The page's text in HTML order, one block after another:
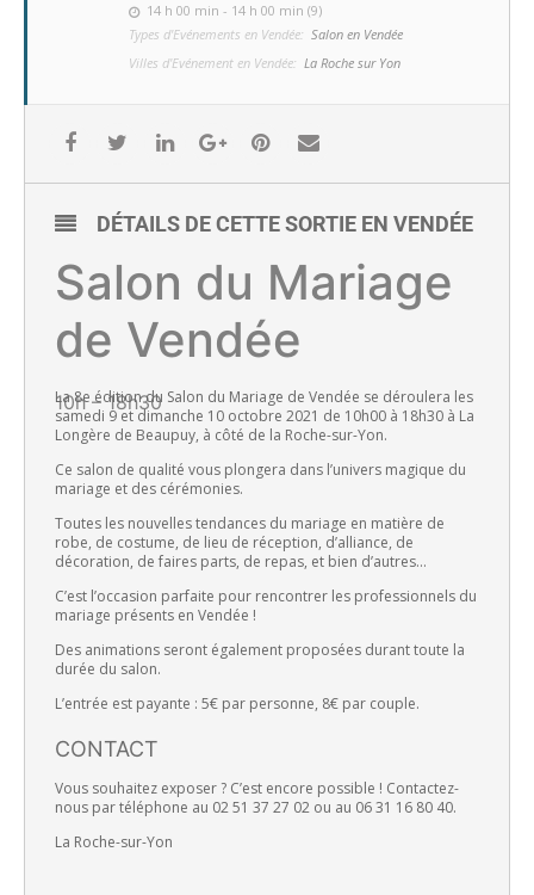
14 h 00 min - 14 h 00 min (9)
Types d'Evénements en Vendée: Salon en Vendée
Villes d'Evénement en Vendée: La Roche sur Yon
DÉTAILS DE CETTE SORTIE EN VENDÉE
Salon du Mariage
de Vendée
10h – 18h30
La 8e édition du Salon du Mariage de Vendée se déroulera les
samedi 9 et dimanche 10 octobre 2021 de 10h00 à 18h30 à La
Longère de Beaupuy, à côté de la Roche-sur-Yon.
Ce salon de qualité vous plongera dans l’univers magique du
mariage et des cérémonies.
Toutes les nouvelles tendances du mariage en matière de
robe, de costume, de lieu de réception, d’alliance, de
décoration, de faires parts, de repas, et bien d’autres…
C’est l’occasion parfaite pour rencontrer les professionnels du
mariage présents en Vendée !
Des animations seront également proposées durant toute la
durée du salon.
L’entrée est payante : 5€ par personne, 8€ par couple.
CONTACT
Vous souhaitez exposer ? C’est encore possible ! Contactez-
nous par téléphone au 02 51 37 27 02 ou au 06 31 16 80 40.
La Roche-sur-Yon